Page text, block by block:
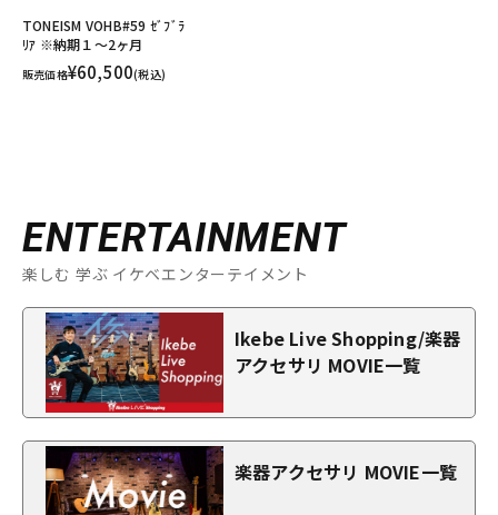
TONEISM VOHB#59 ｾﾞﾌﾞﾗ
ﾘｱ ※納期１～2ヶ月
販売価格¥60,500(税込)
ENTERTAINMENT
楽しむ 学ぶ イケベエンターテイメント
Ikebe Live Shopping/楽器
アクセサリ MOVIE一覧
楽器アクセサリ MOVIE一覧